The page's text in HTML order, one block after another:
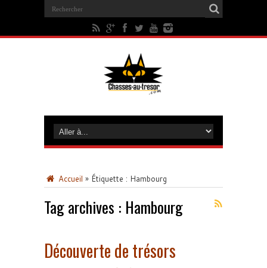
Accueil » Étiquette : Hambourg
Tag archives : Hambourg
Découverte de trésors